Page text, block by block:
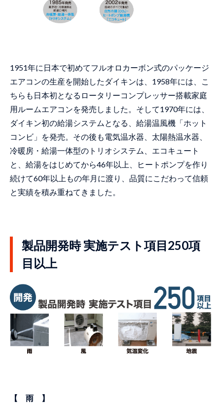
1951年に日本で初めてフルオロカーボン式のパッケージ
エアコンの生産を開始したダイキンは、1958年には、こ
ちらも日本初となるロータリーコンプレッサー搭載家庭
用ルームエアコンを発売しました。そして1970年には、
ダイキン初の給湯システムとなる、給湯温風機「ホット
コンビ」を発売。その後も電気温水器、太陽熱温水器、
冷暖房・給湯一体型のトリオシステム、エコキュート
と、給湯をはじめてから46年以上、ヒートポンプを作り
続けて60年以上もの年月に渡り、品質にこだわって信頼
と実績を積み重ねてきました。
製品開発時 実施テスト項目250項
目以上
【 雨 】